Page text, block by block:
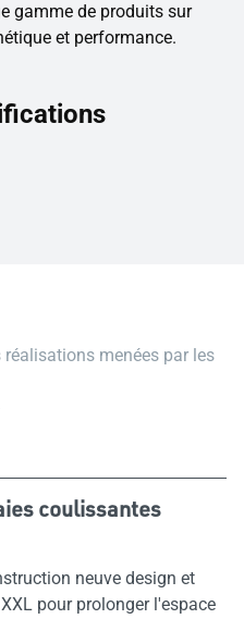
gamme de produits sur
et performance.
menées par les
coulissantes
neuve design et
pour prolonger l'espace